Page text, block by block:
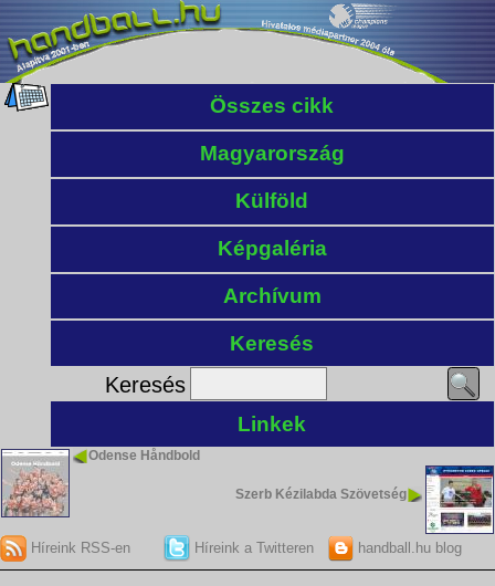
Összes cikk
Magyarország
Külföld
Képgaléria
Archívum
Keresés
Keresés
Linkek
Odense Håndbold
Szerb Kézilabda Szövetség
Híreink RSS-en Híreink a Twitteren handball.hu blog